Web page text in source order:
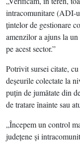
intracomunitare (ADI-
ţintelor de gestionare
amenzilor a ajuns la
pe acest sector.”
Potrivit sursei citate,
deşeurile colectate la
puţin de jumătate din
de tratare înainte sau
„Începem un control
judeţene şi